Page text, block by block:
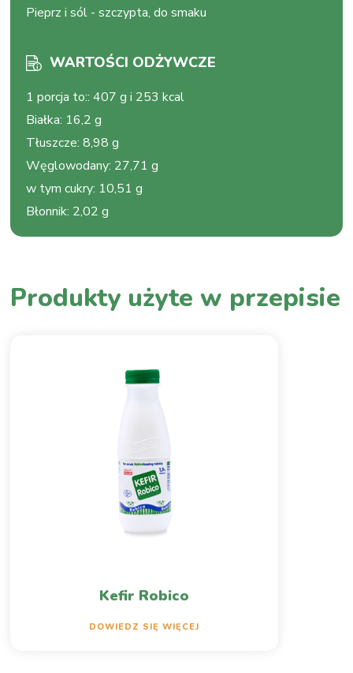
Pieprz i sól -szczypta, do smaku
WARTOŚCI ODŻYWCZE
1 porcja to::407 g i 253 kcal
Białka: 16,2 g
Tłuszcze:8,98 g
Węglowodany: 27,71 g
w tym cukry: 10,51 g
Błonnik: 2,02 g
Produkty użyte w przepisie
Kefir Robico
DOWIEDZ SIĘ WIĘCEJ